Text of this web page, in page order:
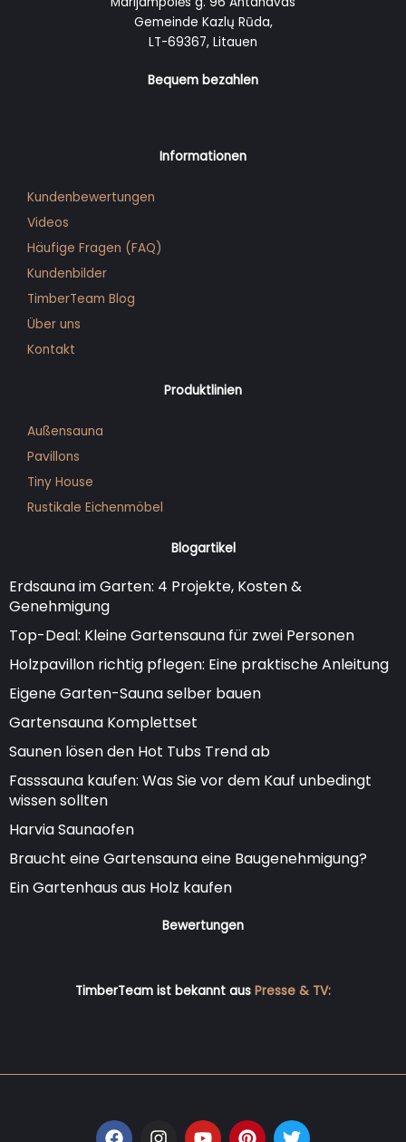
Gemeinde Kazlų Rūda,
LT-69367, Litauen
Bequem bezahlen
Informationen
Kundenbewertungen
Videos
Häufige Fragen (FAQ)
Kunden­bilder
TimberTeam Blog
Über uns
Kontakt
Produktlinien
Außensauna
Pavillons
Tiny House
Rustikale Eichenmöbel
Blogartikel
Erdsauna im Garten: 4 Projekte, Kosten &
Genehmigung
Top-Deal: Kleine Gartensauna für zwei Personen
Holzpavillon richtig pflegen: Eine praktische Anleitung
Eigene Garten-Sauna selber bauen
Gartensauna Komplettset
Saunen lösen den Hot Tubs Trend ab
Fasssauna kaufen: Was Sie vor dem Kauf unbedingt
wissen sollten
Harvia Saunaofen
Braucht eine Gartensauna eine Baugenehmigung?
Ein Gartenhaus aus Holz kaufen
Bewertungen
TimberTeam ist bekannt aus Presse & TV:
F I Y P T